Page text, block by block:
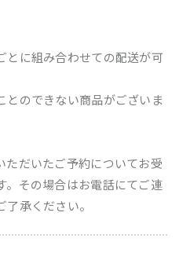
に組み合わせての配送が可
のできない商品がございま
だいたご予約についてお受
。その場合はお電話にてご連
承ください。